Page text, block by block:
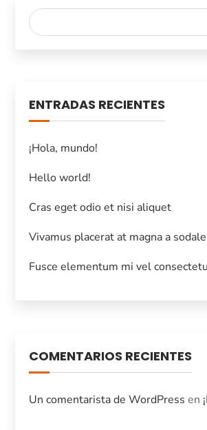
ENTRADAS RECIENTES
¡Hola, mundo!
Hello world!
Cras eget odio et nisi aliquet
Vivamus placerat at magna a
Fusce elementum mi vel
COMENTARIOS RECIENTES
Un comentarista de WordPress en